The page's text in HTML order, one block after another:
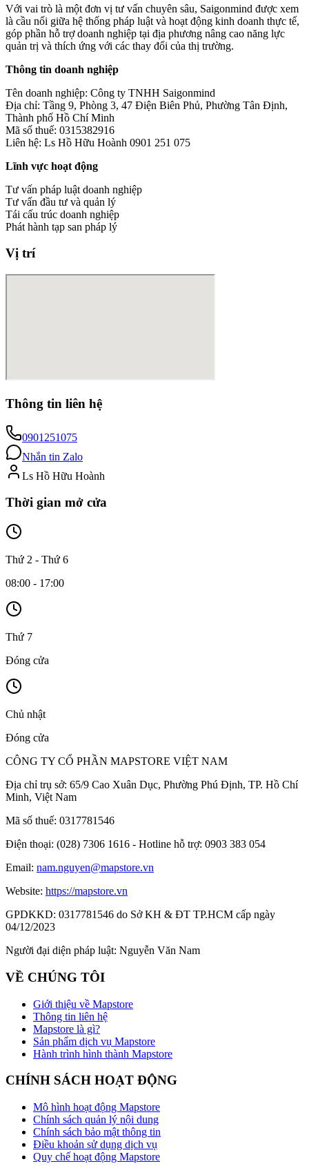
Với vai trò là một đơn vị tư vấn chuyên sâu, Saigonmind được xem
là cầu nối giữa hệ thống pháp luật và hoạt động kinh doanh thực tế,
góp phần hỗ trợ doanh nghiệp tại địa phương nâng cao năng lực
quản trị và thích ứng với các thay đổi của thị trường.
Thông tin doanh nghiệp
Tên doanh nghiệp: Công ty TNHH Saigonmind
Địa chỉ: Tầng 9, Phòng 3, 47 Điện Biên Phủ, Phường Tân Định,
Thành phố Hồ Chí Minh
Mã số thuế: 0315382916
Liên hệ: Ls Hồ Hữu Hoành 0901 251 075
Lĩnh vực hoạt động
Tư vấn pháp luật doanh nghiệp
Tư vấn đầu tư và quản lý
Tái cấu trúc doanh nghiệp
Phát hành tạp san pháp lý
Vị trí
Thông tin liên hệ
0901251075
Nhắn tin Zalo
Ls Hồ Hữu Hoành
Thời gian mở cửa
Thứ 2 - Thứ 6
08:00 - 17:00
Thứ 7
Đóng cửa
Chủ nhật
Đóng cửa
CÔNG TY CỔ PHẦN MAPSTORE VIỆT NAM
Địa chỉ trụ sở: 65/9 Cao Xuân Dục, Phường Phú Định, TP. Hồ Chí
Minh, Việt Nam
Mã số thuế: 0317781546
Điện thoại: (028) 7306 1616 - Hotline hỗ trợ: 0903 383 054
Email: nam.nguyen@mapstore.vn
Website: https://mapstore.vn
GPDKKD: 0317781546 do Sở KH & ĐT TP.HCM cấp ngày
04/12/2023
Người đại diện pháp luật: Nguyễn Văn Nam
VỀ CHÚNG TÔI
Giới thiệu về Mapstore
Thông tin liên hệ
Mapstore là gì?
Sản phẩm dịch vụ Mapstore
Hành trình hình thành Mapstore
CHÍNH SÁCH HOẠT ĐỘNG
Mô hình hoạt động Mapstore
Chính sách quản lý nội dung
Chính sách bảo mật thông tin
Điều khoản sử dụng dịch vụ
Quy chế hoạt động Mapstore